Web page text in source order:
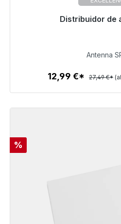
Distribuidor de
Listo para envío
Antenna
12,99 €* 27,49 €*
Descuento
%